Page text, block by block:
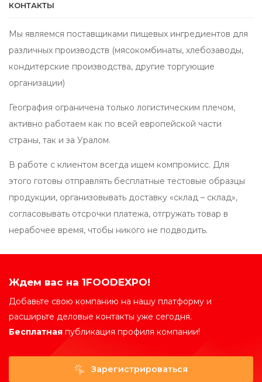
КОНТАКТЫ
Мы являемся поставщиками пищевых ингредиентов для
различных производств (мясокомбинаты, хлебозаводы,
кондитерские производства, другие торгующие
организации)
География ограничена только логистическим плечом,
активно работаем как по всей европейской части
страны, так и за Уралом.
В работе с клиентом всегда ищем компромисс. Для
этого готовы отправлять бесплатные тестовые образцы
продукции, организовывать доставку «склад – склад»,
согласовывать отсрочки платежа, отгружать товар в
нерабочее время, чтобы никого не подводить.
Ждем вас на 1FOODEXPO!
Добавьте свою компанию на нашу платформу и
расширьте деловые контакты уже сегодня.
Бесплатная публикация профиля компании!
Зарегистрироваться